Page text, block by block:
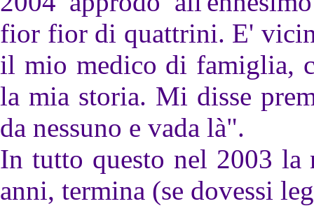
fior fior di quattrini. E'
il mio medico di famiglia,
la mia storia. Mi disse
da nessuno e vada là".
In tutto questo nel 2003
anni, termina (se dovessi